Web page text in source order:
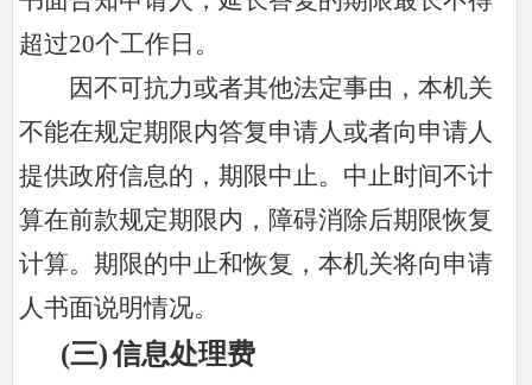
超过20个工作日。
因不可抗力或者其他法定事由，本机关
不能在规定期限内答复申请人或者向申请人
提供政府信息的，期限中止。中止时间不计
算在前款规定期限内，障碍消除后期限恢复
计算。期限的中止和恢复，本机关将向申请
人书面说明情况。
(三)信息处理费